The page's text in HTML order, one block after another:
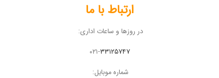
ارتباط با ما
در روزها و ساعات اداری:
۰۲۱-۳۳۱۲۵۷۴۷
شماره موبایل: